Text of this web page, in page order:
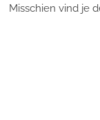
Misschien vind je